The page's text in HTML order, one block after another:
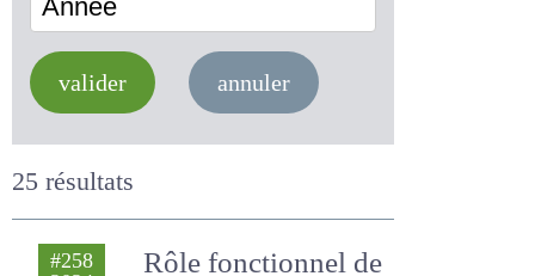
valider annuler
25 résultats